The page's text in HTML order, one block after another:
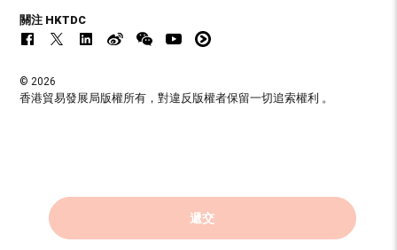
遞交
關注 HKTDC
© 2026
香港貿易發展局版權所有，對違反版權者保留一切追索權利 。